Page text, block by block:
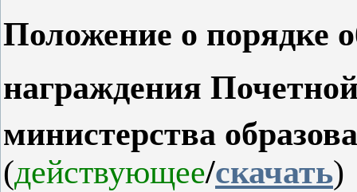
Положение о порядке
награждения
министерства
(действующее/скачать)